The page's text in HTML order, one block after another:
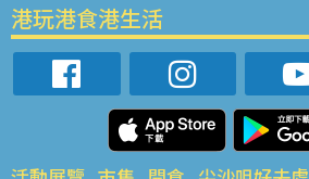
港玩港食港生活